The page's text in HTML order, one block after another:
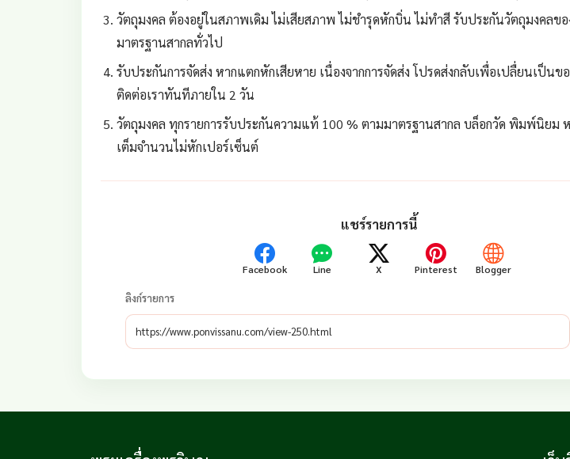
วัตถุมงคล ต้องอยู่ในสภาพเดิม ไม่เสียสภาพ ไม่ชำรุดหักบิ่น ไม่ทำสี รับประกันวัตถุมงคลข
มาตรฐานสากลทั่วไป
รับประกันการจัดส่ง หากแตกหักเสียหาย เนื่องจากการจัดส่ง โปรดส่งกลับเพื่อเปลื่ยนเป็นข
ติดต่อเราทันทีภายใน 2 วัน
วัตถุมงคล ทุกรายการรับประกันความแท้ 100 % ตามมาตรฐานสากล บล็อกวัด พิมพ์นิยม
เต็มจำนวนไม่หักเปอร์เซ็นต์
แชร์รายการนี้
Facebook Line X Pinterest Blogger
ลิงก์รายการ